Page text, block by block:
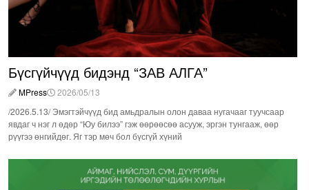
Бүсгүйчүүд бидэнд “ЗАВ АЛГА”
MPress
2026/05/13
/2026.5.13/ Эмэгтэйчүүд бид амьдралын олон даваа нугачааг туучсаар
явдаг ч нэг л өдөр “Юу билээ” гэж өөрөөсөө асууж, эргэн тунгааж, өөр
рүүгээ өнгийдөг. Яг тэр мөч бол бүсгүй хүний